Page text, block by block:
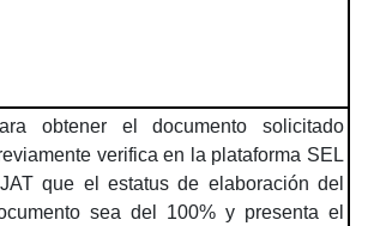
obtener el documento solicitado
verifica en la plataforma SEL
que el estatus de elaboración del
sea del 100% y presenta el